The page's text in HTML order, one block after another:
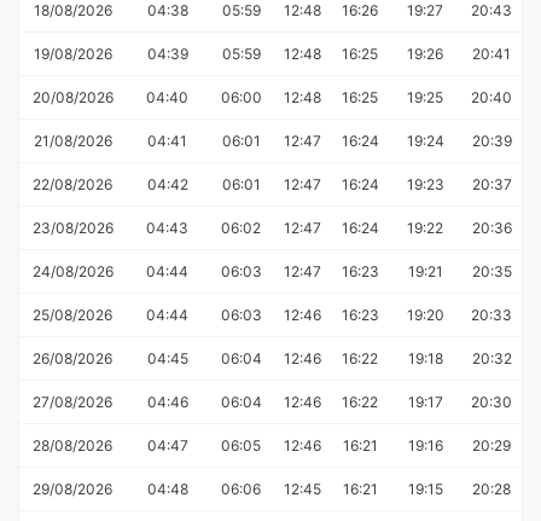
18/08/2026 04:38 05:59 12:48 16:26 19:27 20:43
19/08/2026 04:39 05:59 12:48 16:25 19:26 20:41
20/08/2026 04:40 06:00 12:48 16:25 19:25 20:40
21/08/2026 04:41 06:01 12:47 16:24 19:24 20:39
22/08/2026 04:42 06:01 12:47 16:24 19:23 20:37
23/08/2026 04:43 06:02 12:47 16:24 19:22 20:36
24/08/2026 04:44 06:03 12:47 16:23 19:21 20:35
25/08/2026 04:44 06:03 12:46 16:23 19:20 20:33
26/08/2026 04:45 06:04 12:46 16:22 19:18 20:32
27/08/2026 04:46 06:04 12:46 16:22 19:17 20:30
28/08/2026 04:47 06:05 12:46 16:21 19:16 20:29
29/08/2026 04:48 06:06 12:45 16:21 19:15 20:28